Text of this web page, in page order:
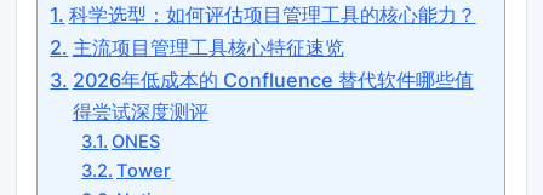
科学选型：如何评估项目管理工具的核心能力？
主流项目管理工具核心特征速览
2026年低成本的 Confluence 替代软件哪些值
得尝试深度测评
ONES
Tower